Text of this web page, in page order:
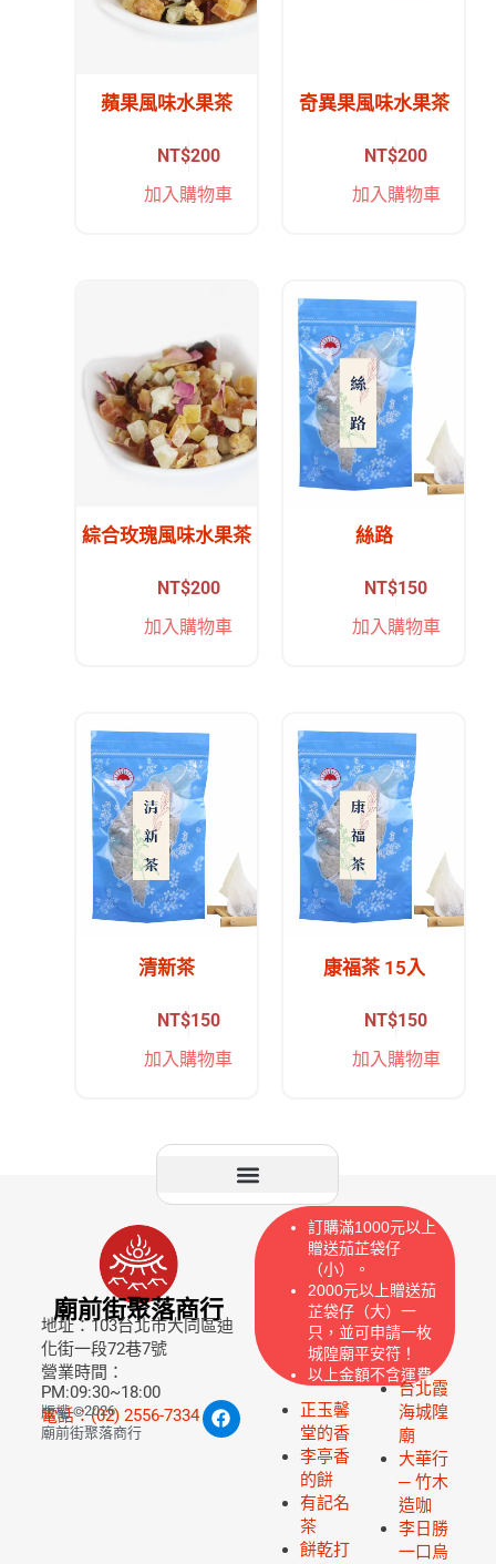
蘋果風味水果茶
NT$200
加入購物車
奇異果風味水果茶
NT$200
加入購物車
綜合玫瑰風味水果茶
NT$200
加入購物車
絲路
NT$150
加入購物車
清新茶
NT$150
加入購物車
康福茶 15入
NT$150
加入購物車
廟前街聚落商行
地址：103台北市大同區迪
化街一段72巷7號
營業時間：
PM:09:30~18:00
電話：(02) 2556-7334
版權 ©2026
廟前街聚落商行
訂購滿1000元以上
贈送茄芷袋仔
（小）。
2000元以上贈送茄
芷袋仔（大）一
只，並可申請一枚
城隍廟平安符！
以上金額不含運費
正玉馨
堂的香
李亭香
的餅
有記名
茶
餅乾打
台北霞
海城隍
廟
大華行
─ 竹木
造咖
李日勝
一口烏